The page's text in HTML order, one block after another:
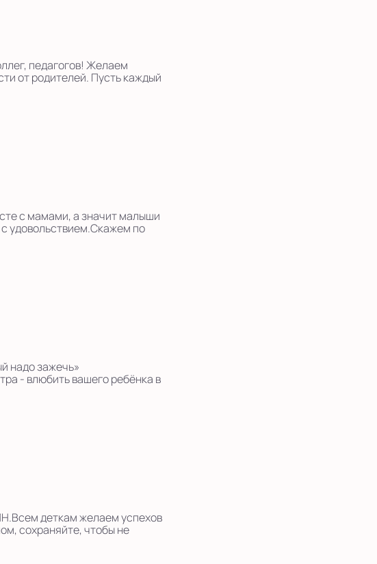
педагогов! Желаем
от родителей. Пусть каждый
с мамами, а значит малыши
удовольствием.Скажем по
надо зажечь»
- влюбить вашего ребёнка в
деткам желаем успехов
сохраняйте, чтобы не